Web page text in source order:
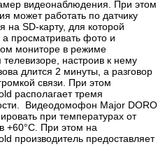
видеонаблюдения. При этом
может работать по датчику
на SD-карту, для которой
просматривать фото и
мониторе в режиме
настроив к нему
длится 2 минуты, а разговор
связи. При этом
располагает тремя
Видеодомофон Major DORO
при температурах от
+60°C. При этом на
производитель предоставляет